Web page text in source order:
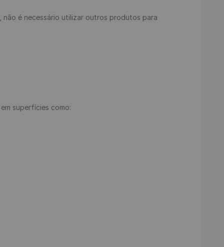
não é necessário utilizar outros produtos para
superfícies como: